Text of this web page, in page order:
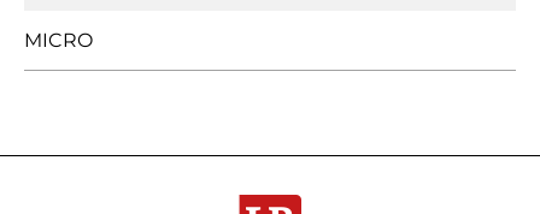
MICRO